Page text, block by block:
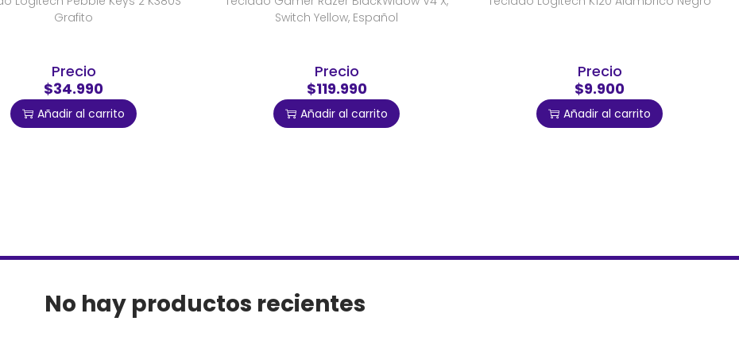
Grafito
Precio
$34.990
Añadir al carrito
Switch Yellow, Español
Precio
$119.990
Añadir al carrito
Precio
$9.900
Añadir al carrito
No hay productos recientes